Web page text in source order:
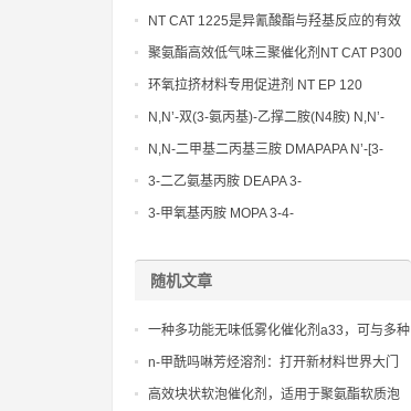
NT CAT 1225是异氰酸酯与羟基反应的有效
催化剂
聚氨酯高效低气味三聚催化剂NT CAT P300
环氧拉挤材料专用促进剂 NT EP 120
N,N’-双(3-氨丙基)-乙撑二胺(N4胺) N,N’-
Bis(3-aminopropyl)-ethylenediamine CAS
No10563-26-5
N,N-二甲基二丙基三胺 DMAPAPA N’-[3-
(dimethylamino)propyllpropane-1,3-
diamine CAS No10563-29-8
3-二乙氨基丙胺 DEAPA 3-
(Diethylamino)propylamine CAS No 104-
3-甲氧基丙胺 MOPA 3-4-
随机文章
一种多功能无味低雾化催化剂a33，可与多种
催化剂协同作用，调节反应速度
n-甲酰吗啉芳烃溶剂：打开新材料世界大门
的金钥匙
高效块状软泡催化剂，适用于聚氨酯软质泡